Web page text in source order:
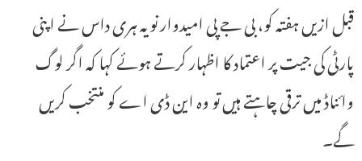
قبل ازیں ہفتہ کو، بی جے پی امیدوار نویہ ہری داس نے اپنی
پارٹی کی جیت پر اعتماد کا اظہار کرتے ہوئے کہا کہ اگر لوگ
وائناڈ میں ترقی چاہتے ہیں تو وہ این ڈی اے کو منتخب کریں
گے۔